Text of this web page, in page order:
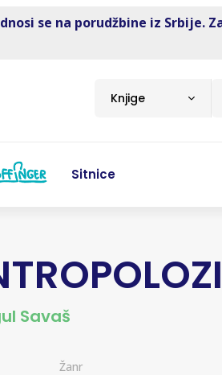
se na porudžbine iz Srbije.
Knjige
Sitnice
Savaš
Žanr